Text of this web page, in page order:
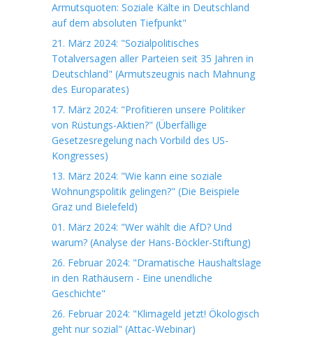
Armutsquoten: Soziale Kälte in Deutschland
auf dem absoluten Tiefpunkt"
21. März 2024: "Sozialpolitisches
Totalversagen aller Parteien seit 35 Jahren in
Deutschland" (Armutszeugnis nach Mahnung
des Europarates)
17. März 2024: "Profitieren unsere Politiker
von Rüstungs-Aktien?" (Überfällige
Gesetzesregelung nach Vorbild des US-
Kongresses)
13. März 2024: "Wie kann eine soziale
Wohnungspolitik gelingen?" (Die Beispiele
Graz und Bielefeld)
01. März 2024: "Wer wählt die AfD? Und
warum? (Analyse der Hans-Böckler-Stiftung)
26. Februar 2024: "Dramatische Haushaltslage
in den Rathäusern - Eine unendliche
Geschichte"
26. Februar 2024: "Klimageld jetzt! Ökologisch
geht nur sozial" (Attac-Webinar)